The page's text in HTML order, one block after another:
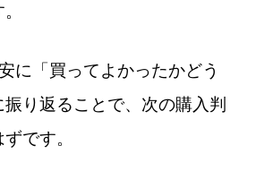
に「買ってよかったかどう
り返ることで、次の購入判
です。